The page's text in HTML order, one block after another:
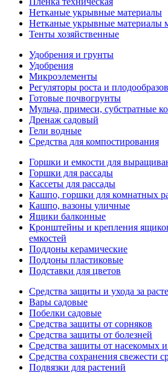
Нетканые укрывные материалы
Нетканые укрывные материалы
Тенты хозяйственные
Удобрения и грунты
Удобрения
Микроэлементы
Регуляторы роста и
Готовые почвогрунты
Мульча, примеси, субстратные
Дренаж садовый
Гели водные
Средства для компостирования
Горшки и емкости для
Горшки для рассады
Кассеты для рассады
Кашпо, горшки для комнатных
Кашпо, вазоны уличные
Ящики балконные
Кронштейны и крепления
емкостей
Поддоны керамические
Поддоны пластиковые
Подставки для цветов
Средства защиты и ухода за
Вары садовые
Побелки садовые
Средства защиты от сорняков
Средства защиты от болезней
Средства защиты от насекомых и
Средства сохранения свежести
Подвязки для растений